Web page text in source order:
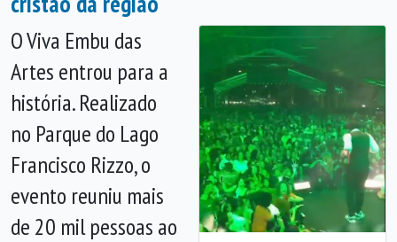
O Viva Embu das
Artes entrou para a
história. Realizado
no Parque do Lago
Francisco Rizzo, o
evento reuniu mais
de 20 mil pessoas ao